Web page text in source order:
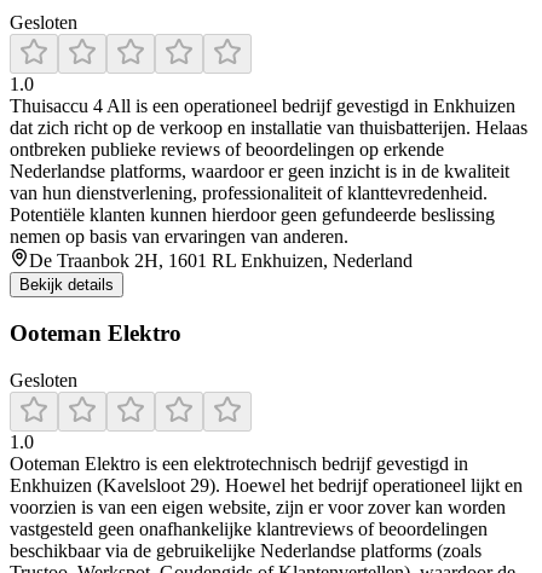
Gesloten
1.0
Thuisaccu 4 All is een operationeel bedrijf gevestigd in Enkhuizen
dat zich richt op de verkoop en installatie van thuisbatterijen. Helaas
ontbreken publieke reviews of beoordelingen op erkende
Nederlandse platforms, waardoor er geen inzicht is in de kwaliteit
van hun dienstverlening, professionaliteit of klanttevredenheid.
Potentiële klanten kunnen hierdoor geen gefundeerde beslissing
nemen op basis van ervaringen van anderen.
De Traanbok 2H, 1601 RL Enkhuizen, Nederland
Bekijk details
Ooteman Elektro
Gesloten
1.0
Ooteman Elektro is een elektrotechnisch bedrijf gevestigd in
Enkhuizen (Kavelsloot 29). Hoewel het bedrijf operationeel lijkt en
voorzien is van een eigen website, zijn er voor zover kan worden
vastgesteld geen onafhankelijke klantreviews of beoordelingen
beschikbaar via de gebruikelijke Nederlandse platforms (zoals